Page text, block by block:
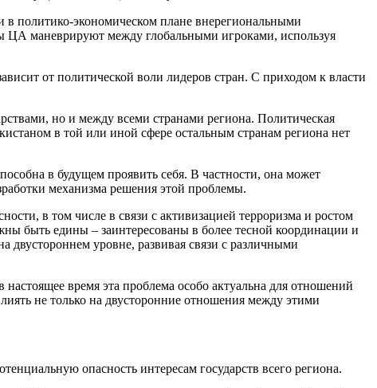
политико-экономическом плане внерегиональными
ЦА маневрируют между глобальными игроками, используя
от политической воли лидеров стран. С приходом к власти
но и между всеми странами региона. Политическая
в той или иной сфере остальным странам региона нет
в будущем проявить себя. В частности, она может
механизма решения этой проблемы.
в том числе в связи с активизацией терроризма и ростом
быть едины – заинтересованы в более тесной координации и
двустороннем уровне, развивая связи с различными
время эта проблема особо актуальна для отношений
не только на двусторонние отношения между этими
опасность интересам государств всего региона.